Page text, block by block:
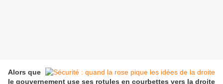
Alors que
le gouvernement use ses rotules en courbettes vers la droite